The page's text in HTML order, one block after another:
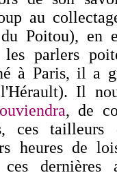
au
Poitou), en
les parlers
à Paris, il a
Il
, de
ces tailleurs
heures de
ces dernières